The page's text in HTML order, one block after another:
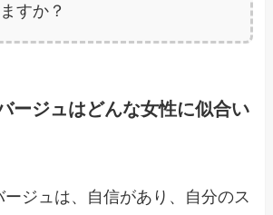
すか？
ージュはどんな女性に似合い
ジュは、自信があり、自分のス